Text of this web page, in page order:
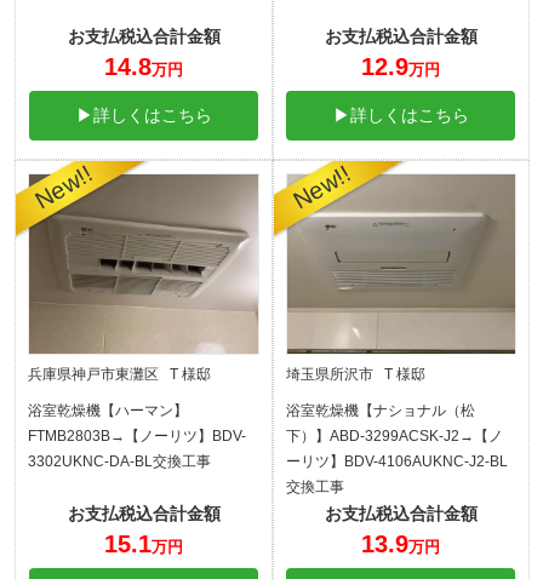
お支払税込合計金額
14.8万円
▶詳しくはこちら
お支払税込合計金額
12.9万円
▶詳しくはこちら
兵庫県神戸市東灘区 T 様邸
浴室乾燥機【ハーマン】
FTMB2803B→【ノーリツ】BDV-
3302UKNC-DA-BL交換工事
お支払税込合計金額
15.1万円
埼玉県所沢市 T 様邸
浴室乾燥機【ナショナル（松
下）】ABD-3299ACSK-J2→【ノ
ーリツ】BDV-4106AUKNC-J2-BL
交換工事
お支払税込合計金額
13.9万円